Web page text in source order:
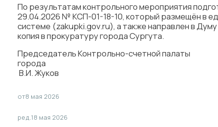
По результатам контрольного мероприятия
29.04.2026 № КСП-01-18-10, который размещён в
системе (zakupki.gov.ru), а также направлен в
копия в прокуратуру города Сургута.
Председатель Контрольно-счетной палаты
В.И. Жуков
от8 мая 2026
ред. 18 мая 2026